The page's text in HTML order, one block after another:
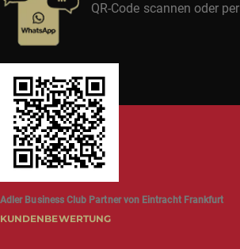
QR-Code scannen oder per
Adler Business Club Partner von Eintracht Frankfurt
KUNDENBEWERTUNG